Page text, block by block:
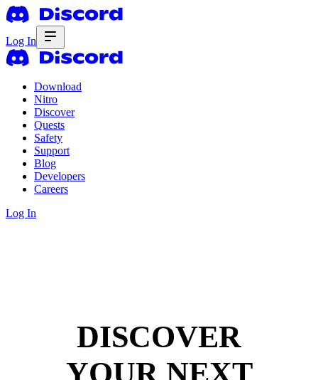
Log In
Download
Nitro
Discover
Quests
Safety
Support
Blog
Developers
Careers
Log In
DISCOVER